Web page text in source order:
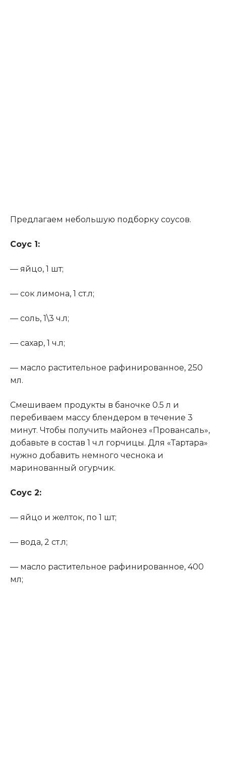
Предлагаем небольшую подборку соусов.
Соус 1:
— яйцо, 1 шт;
— сок лимона, 1 ст.л;
— соль, 1\3 ч.л;
— сахар, 1 ч.л;
— масло растительное рафинированное, 250
мл.
Смешиваем продукты в баночке 0.5 л и
перебиваем массу блендером в течение 3
минут. Чтобы получить майонез «Провансаль»,
добавьте в состав 1 ч.л горчицы. Для «Тартара»
нужно добавить немного чеснока и
маринованный огурчик.
Соус 2:
— яйцо и желток, по 1 шт;
— вода, 2 ст.л;
— масло растительное рафинированное, 400
мл;